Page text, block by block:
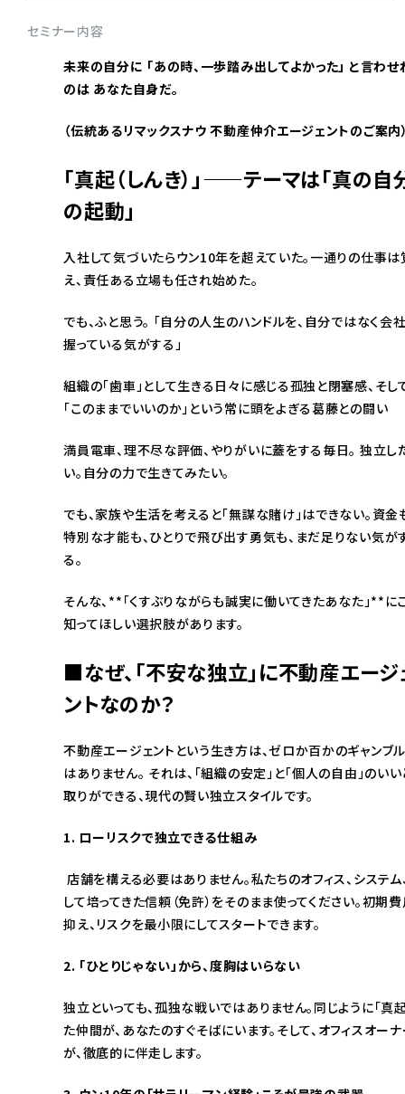
セミナー内容
未来の自分に 「あの時、一歩踏み出してよかった」 と言わせ
のは あなた自身だ。
（伝統あるリマックスナウ 不動産仲介エージェントのご案内
「真起（しんき）」——テーマは「真の自
の起動」
入社して気づいたらウン10年を超えていた。一通りの仕事は
え、責任ある立場も任され始めた。
でも、ふと思う。 「自分の人生のハンドルを、自分ではなく会
握っている気がする」
組織の「歯車」として生きる日々に感じる孤独と閉塞感、そし
「このままでいいのか」という常に頭をよぎる葛藤との闘い
満員電車、理不尽な評価、やりがいに蓋をする毎日。 独立し
い。自分の力で生きてみたい。
でも、家族や生活を考えると「無謀な賭け」はできない。資金
特別な才能も、ひとりで飛び出す勇気も、まだ足りない気が
る。
そんな、**「くすぶりながらも誠実に働いてきたあなた」**に
知ってほしい選択肢があります。
■なぜ、「不安な独立」に不動産エージ
ントなのか？
不動産エージェントという生き方は、ゼロか百かのギャンブ
はありません。 それは、「組織の安定」と「個人の自由」のいい
取りができる、現代の賢い独立スタイルです。
1. ローリスクで独立できる仕組み
店舗を構える必要はありません。私たちのオフィス、システム
して培ってきた信頼（免許）をそのまま使ってください。初期
抑え、リスクを最小限にしてスタートできます。
2. 「ひとりじゃない」から、度胸はいらない
独立といっても、孤独な戦いではありません。同じように「真
た仲間が、あなたのすぐそばにいます。そして、オフィスオー
が、徹底的に伴走します。